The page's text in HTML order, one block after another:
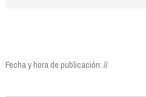
Fecha y hora de publicación: //